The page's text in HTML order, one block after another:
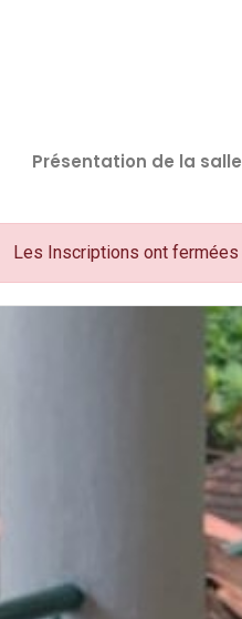
Présentation de la salle
Les Inscriptions ont fermées